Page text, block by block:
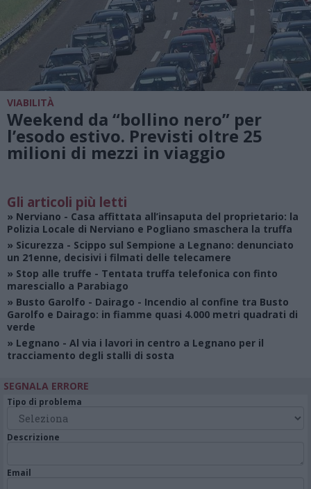
VIABILITÀ
Weekend da “bollino nero” per
l’esodo estivo. Previsti oltre 25
milioni di mezzi in viaggio
Gli articoli più letti
» Nerviano - Casa affittata all’insaputa del proprietario: la
Polizia Locale di Nerviano e Pogliano smaschera la truffa
» Sicurezza - Scippo sul Sempione a Legnano: denunciato
un 21enne, decisivi i filmati delle telecamere
» Stop alle truffe - Tentata truffa telefonica con finto
maresciallo a Parabiago
» Busto Garolfo - Dairago - Incendio al confine tra Busto
Garolfo e Dairago: in fiamme quasi 4.000 metri quadrati di
verde
» Legnano - Al via i lavori in centro a Legnano per il
tracciamento degli stalli di sosta
SEGNALA ERRORE
Tipo di problema
Descrizione
Email